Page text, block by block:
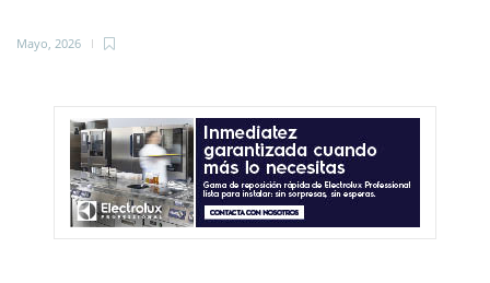
Mayo, 2026